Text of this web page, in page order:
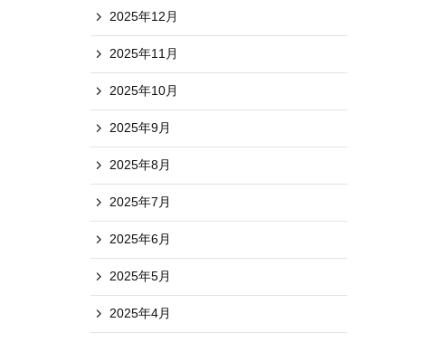
2025年12月
2025年11月
2025年10月
2025年9月
2025年8月
2025年7月
2025年6月
2025年5月
2025年4月